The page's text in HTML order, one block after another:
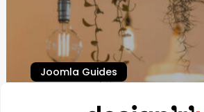
Joomla Guides